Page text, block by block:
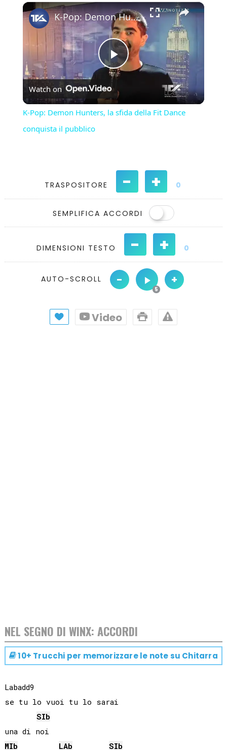
×
Play
Video
K-Pop: Demon Hunters, la sfida della Fit Dance conquista il pubblico
Watch on
K-Pop: Demon Hunters, la sfida della Fit Dance
conquista il pubblico
TRASPOSITORE - + 0
SEMPLIFICA ACCORDI
DIMENSIONI TESTO - + 0
AUTO-SCROLL - +
Video
NEL SEGNO DI WINX: ACCORDI
10+ Trucchi per memorizzare le note su Chitarra
Labadd9
se tu lo vuoi tu lo sarai
SIb
MIb
LAb
SIb